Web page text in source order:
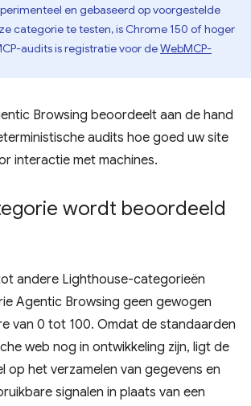
en gebaseerd op voorgestelde
categorie te testen, is Chrome 150 of hoger
audits is registratie voor deWebMCP-
Browsing beoordeelt aan de hand
audits hoe goed uw site
interactie met machines.
wordt beoordeeld
andere Lighthouse-categorieën
Agentic Browsing geen gewogen
van 0 tot 100. Omdat de standaarden
web nog in ontwikkeling zijn, ligt de
op het verzamelen van gegevens en
signalen in plaats van een